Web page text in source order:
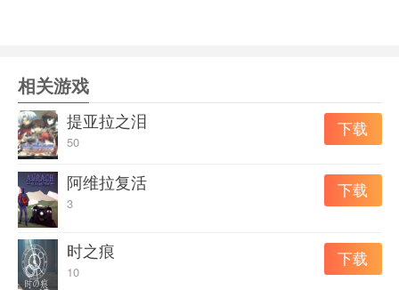
从著名的邪恶天才如德古拉，无头骑士和血腥玛丽建立你
的团队。升级他们的技能，创造协同效应来处置那些胆敢
阻挡你的凡人。解锁新的法术，收集灵魂，在事件中做出
正确的选择，并使用你的力量来粉碎善良的力量。
相关游戏
提亚拉之泪
50
下载
阿维拉复活
3
下载
时之痕
10
下载